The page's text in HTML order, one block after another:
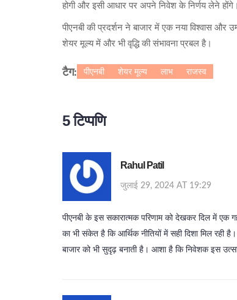
होगी और इसी आधार पर अपने निवेश के निर्णय लेने होंगे।
पीएनबी की प्रदर्शन ने बाजार में एक नया विश्वास
शेयर मूल्य में और भी वृद्धि की संभावना प्रबल है।
टैग: पीएनबी शेयर मूल्य लाभ राजस्व
5 टिप्पणि
Rahul Patil
जुलाई 29, 2024 AT 19:29
पीएनबी के इस सकारात्मक परिणाम को देखकर दिल में एक
का भी संकेत है कि आर्थिक नीतियों में सही दिशा मिल
बाजार को भी सुदृढ़ बनाती है। आशा है कि निवेशक इस